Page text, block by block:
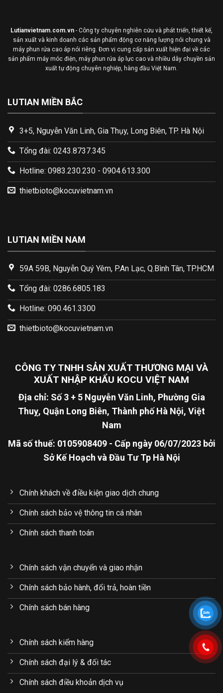
Lutianvietnam.com.vn - Công ty chuyên nghiên cứu và phát triển, thiết kế,
sản xuất và kinh doanh các sản phẩm động cơ năng lượng nói chung và
máy phun rửa cao áp nói riêng. Đơn vị cung cấp sản xuất hiện đại về các
sản phẩm máy móc điện, máy phun rửa áp lực cao và nhiều dây chuyền sản
xuất tự động chuyên nghiệp, hàng đầu Việt Nam.
LUTIAN MIỀN BẮC
3+5, Nguyễn Văn Linh, Gia Thụy, Long Biên, TP. Hà Nội
Tổng đài: 0243.8737.345
Hotline: 0983.230.230 - 0904.613.300
thietbioto@kocuvietnam.vn
LUTIAN MIỀN NAM
59A 59B, Nguyễn Quý Yêm, P.An Lạc, Q.Bình Tân, TP.HCM
Tổng đài: 0286.6805.183
Hotline: 090.461.3300
thietbioto@kocuvietnam.vn
CÔNG TY TNHH SẢN XUẤT THƯƠNG MẠI VÀ
XUẤT NHẬP KHẨU KOCU VIỆT NAM
Địa chỉ: Số 3 + 5 Nguyễn Văn Linh, Phường Gia
Thuỵ, Quận Long Biên, Thành phố Hà Nội, Việt
Nam
Mã số thuế: 0105908409 - Cấp ngày 06/07/2023 bởi
Sở Kế Hoạch và Đầu Tư Tp Hà Nội
Chính khách về điều kiện giao dịch chung
Chính sách bảo vệ thông tin cá nhân
Chính sách thanh toán
Chính sách vận chuyển và giao nhận
Chính sách bảo hành, đổi trả, hoàn tiền
Chính sách bán hàng
Chính sách kiểm hàng
Chính sách đại lý & đối tác
Chính sách điều khoản dịch vụ